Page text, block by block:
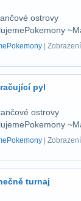
ostrovy
|
pyl
ostrovy
|
turnaj